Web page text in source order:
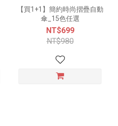
【買1+1】簡約時尚摺疊自動
傘_15色任選
NT$699
NT$980